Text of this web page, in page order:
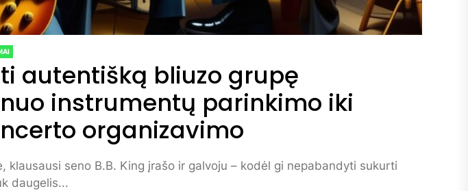
autentišką bliuzo grupę
instrumentų parinkimo iki
organizavimo
klausausi seno B.B. King įrašo ir galvoju – kodėl gi nepabandyti sukurti
daugelis...